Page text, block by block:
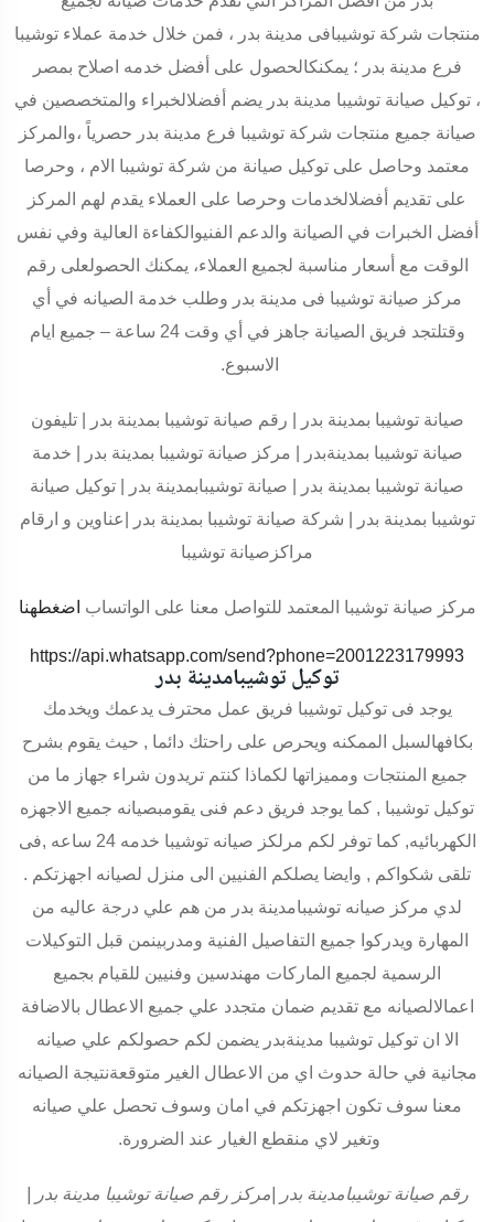
منتجات شركة توشيبافى مدينة بدر ، فمن خلال خدمة عملاء توشيبا
فرع مدينة بدر ؛ يمكنكالحصول على أفضل خدمه اصلاح بمصر
، توكيل صيانة توشيبا مدينة بدر يضم أفضلالخبراء والمتخصصين في
صيانة جميع منتجات شركة توشيبا فرع مدينة بدر حصرياً ،والمركز
معتمد وحاصل على توكيل صيانة من شركة توشيبا الام ، وحرصا
على تقديم أفضلالخدمات وحرصا على العملاء يقدم لهم المركز
أفضل الخبرات في الصيانة والدعم الفنيوالكفاءة العالية وفي نفس
الوقت مع أسعار مناسبة لجميع العملاء، يمكنك الحصولعلى رقم
مركز صيانة توشيبا فى مدينة بدر وطلب خدمة الصيانه في أي
وقتلتجد فريق الصيانة جاهز في أي وقت 24 ساعة – جميع ايام
الاسبوع.
صيانة توشيبا بمدينة بدر | رقم صيانة توشيبا بمدينة بدر | تليفون
صيانة توشيبا بمدينةبدر | مركز صيانة توشيبا بمدينة بدر | خدمة
صيانة توشيبا بمدينة بدر | صيانة توشيبابمدينة بدر | توكيل صيانة
توشيبا بمدينة بدر شركة صيانة توشيبا بمدينة بدر
عناوين و ارقام
مراكزصيانة توشيبا
مركز صيانة توشيبا المعتمد للتواصل معنا على الواتساب اضغطهنا
https://api.whatsapp.com/send?phone=2001223179993
توكيل توشيبامدينة بدر
يوجد فى توكيل توشيبا فريق عمل محترف يدعمك ويخدمك
بكافهالسبل الممكنه ويحرص على راحتك دائما , حيث يقوم بشرح
جميع المنتجات ومميزاتها لكماذا كنتم تريدون شراء جهاز ما من
توكيل توشيبا , كما يوجد فريق دعم فنى يقومبصيانه جميع الاجهزه
الكهربائيه, كما توفر لكم مرلكز صيانه توشيبا خدمه 24 ساعه ,فى
تلقى شكواكم , وايضا يصلكم الفنيين الى منزل لصيانه اجهزتكم .
لدي مركز صيانه توشيبامدينة بدر من هم علي درجة عاليه من
المهارة ويدركوا جميع التفاصيل الفنية ومدربينمن قبل التوكيلات
الرسمية لجميع الماركات مهندسين وفنيين للقيام بجميع
اعمالالصيانه مع تقديم ضمان متجدد علي جميع الاعطال بالاضافة
الا ان توكيل توشيبا مدينةبدر يضمن لكم حصولكم علي صيانه
مجانية في حالة حدوث اي من الاعطال الغير متوقعةنتيجة الصيانه
معنا سوف تكون اجهزتكم في امان وسوف تحصل علي صيانه
وتغير لاي منقطع الغيار عند الضرورة.
رقم صيانةتوشيبامدينة بدر مركز رقم صيانة توشيبا مدينة بدر